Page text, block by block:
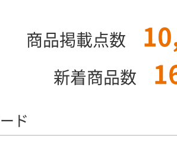
商品掲載点数
新着商品数
ド